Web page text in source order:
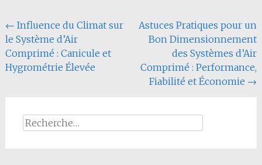
Navigation
de
l'article
← Influence du Climat sur
le Système d’Air
Comprimé : Canicule et
Hygrométrie Élevée
Astuces Pratiques pour un
Bon Dimensionnement
des Systèmes d’Air
Comprimé : Performance,
Fiabilité et Économie →
Rechercher :